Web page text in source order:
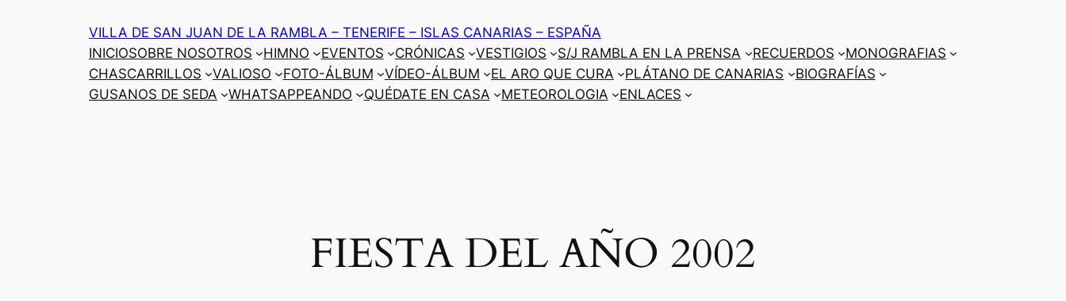
VILLA DE SAN JUAN DE LA RAMBLA – TENERIFE – ISLAS CANARIAS – ESPAÑA
INICIOSOBRE NOSOTROS HIMNO EVENTOS CRÓNICAS VESTIGIOS S/J RAMBLA EN LA PRENSA RECUERDOS
MONOGRAFIAS
CHASCARRILLOS
VALIOSO FOTO-ÁLBUM VÍDEO-ÁLBUM EL ARO QUE CURA PLÁTANO DE CANARIAS
BIOGRAFÍAS
GUSANOS DE SEDA
WHATSAPPEANDO QUÉDATE EN CASA METEOROLOGIA ENLACES
FIESTA DEL AÑO 2002